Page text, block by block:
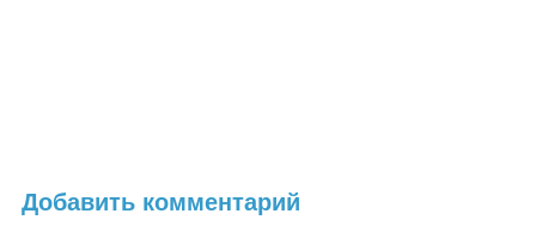
Добавить комментарий